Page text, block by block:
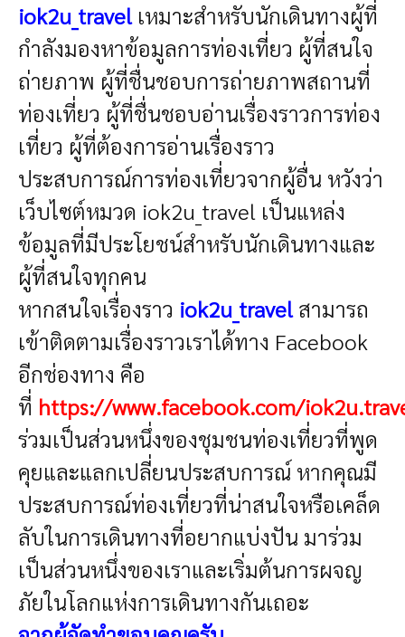
iok2u_travelเหมาะสำหรับนักเดินทางผู้ที่
กำลังมองหาข้อมูลการท่องเที่ยว ผู้ที่สนใจ
ถ่ายภาพ ผู้ที่ชื่นชอบการถ่ายภาพสถานที่
ท่องเที่ยว ผู้ที่ชื่นชอบอ่านเรื่องราวการท่อง
เที่ยว ผู้ที่ต้องการอ่านเรื่องราว
ประสบการณ์การท่องเที่ยวจากผู้อื่น หวังว่า
เว็บไซต์หมวด iok2u_travel เป็นแหล่ง
ข้อมูลที่มีประโยชน์สำหรับนักเดินทางและ
ผู้ที่สนใจทุกคน
หากสนใจเรื่องราว iok2u_travel สามารถ
เข้าติดตามเรื่องราวเราได้ทาง Facebook
อีกช่องทาง คือ
ที่ https://www.facebook.com/
ร่วมเป็นส่วนหนึ่งของชุมชนท่องเที่ยวที่พูด
คุยและแลกเปลี่ยนประสบการณ์ หากคุณมี
ประสบการณ์ท่องเที่ยวที่น่าสนใจหรือเคล็ด
ลับในการเดินทางที่อยากแบ่งปัน มาร่วม
เป็นส่วนหนึ่งของเราและเริ่มต้นการผจญ
ภัยในโลกแห่งการเดินทางกันเถอะ